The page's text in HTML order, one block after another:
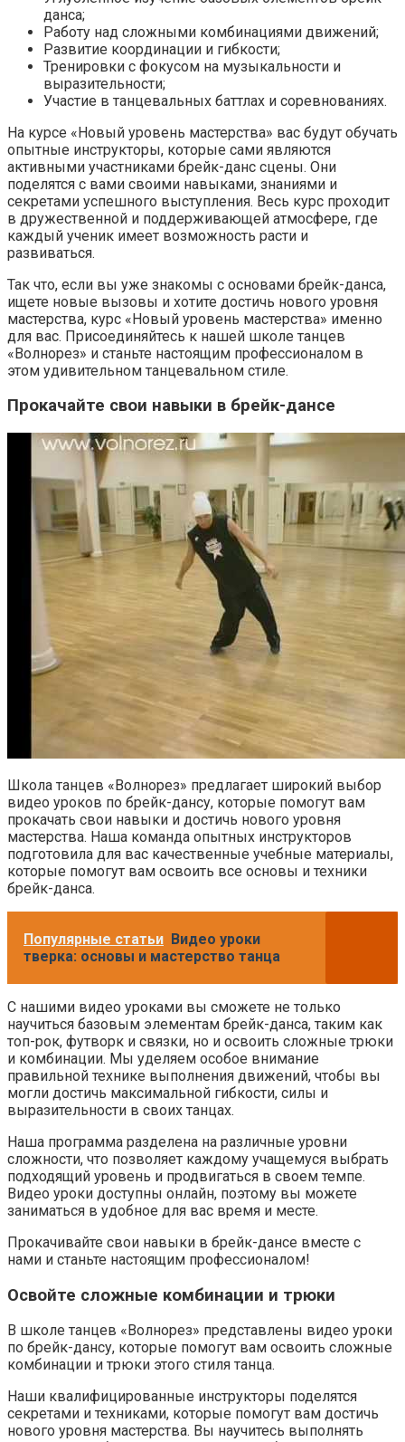
данса;
Работу над сложными комбинациями движений;
Развитие координации и гибкости;
Тренировки с фокусом на музыкальности и
выразительности;
Участие в танцевальных баттлах и соревнованиях.
На курсе «Новый уровень мастерства» вас будут обучать
опытные инструкторы, которые сами являются
активными участниками брейк-данс сцены. Они
поделятся с вами своими навыками, знаниями и
секретами успешного выступления. Весь курс проходит
в дружественной и поддерживающей атмосфере, где
каждый ученик имеет возможность расти и
развиваться.
Так что, если вы уже знакомы с основами брейк-данса,
ищете новые вызовы и хотите достичь нового уровня
мастерства, курс «Новый уровень мастерства» именно
для вас. Присоединяйтесь к нашей школе танцев
«Волнорез» и станьте настоящим профессионалом в
этом удивительном танцевальном стиле.
Прокачайте свои навыки в брейк-дансе
Школа танцев «Волнорез» предлагает широкий выбор
видео уроков по брейк-дансу, которые помогут вам
прокачать свои навыки и достичь нового уровня
мастерства. Наша команда опытных инструкторов
подготовила для вас качественные учебные материалы,
которые помогут вам освоить все основы и техники
брейк-данса.
Популярные статьи Видео уроки
тверка: основы и мастерство танца
С нашими видео уроками вы сможете не только
научиться базовым элементам брейк-данса, таким как
топ-рок, футворк и связки, но и освоить сложные трюки
и комбинации. Мы уделяем особое внимание
правильной технике выполнения движений, чтобы вы
могли достичь максимальной гибкости, силы и
выразительности в своих танцах.
Наша программa разделена на различные уровни
сложности, что позволяет каждому учащемуся выбрать
подходящий уровень и продвигаться в своем темпе.
Видео уроки доступны онлайн, поэтому вы можете
заниматься в удобное для вас время и месте.
Прокачивайте свои навыки в брейк-дансе вместе с
нами и станьте настоящим профессионалом!
Освойте сложные комбинации и трюки
В школе танцев «Волнорез» представлены видео уроки
по брейк-дансу, которые помогут вам освоить сложные
комбинации и трюки этого стиля танца.
Наши квалифицированные инструкторы поделятся
секретами и техниками, которые помогут вам достичь
нового уровня мастерства. Вы научитесь выполнять